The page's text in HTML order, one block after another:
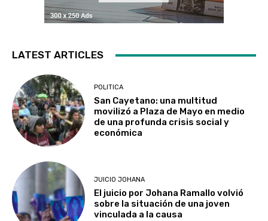
LATEST ARTICLES
POLITICA
San Cayetano: una multitud
movilizó a Plaza de Mayo en medio
de una profunda crisis social y
económica
JUICIO JOHANA
El juicio por Johana Ramallo volvió
sobre la situación de una joven
vinculada a la causa